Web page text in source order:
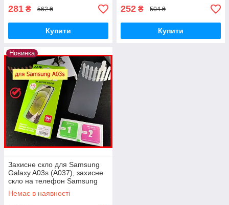
281 ₴ 562 ₴
Купити
252 ₴ 504 ₴
Купити
Новинка
Захисне скло для Samsung
Galaxy A03s (A037), захисне
скло на телефон Samsung
Galaxy A03s повне
проклеювання
Немає в наявності